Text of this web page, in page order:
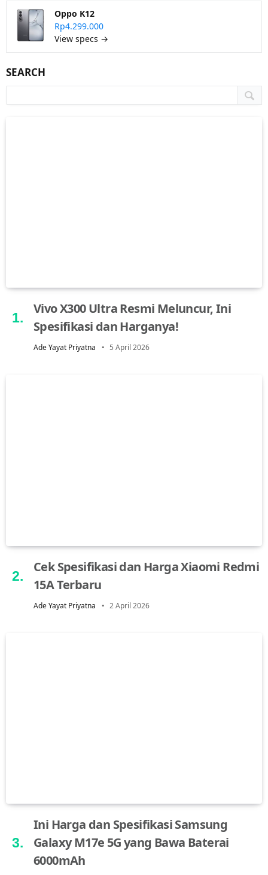
Oppo K12
Rp4.299.000
View specs →
SEARCH
Vivo X300 Ultra Resmi Meluncur, Ini
Spesifikasi dan Harganya!
Ade Yayat Priyatna 5 April 2026
Cek Spesifikasi dan Harga Xiaomi Redmi
15A Terbaru
Ade Yayat Priyatna 2 April 2026
Ini Harga dan Spesifikasi Samsung
Galaxy M17e 5G yang Bawa Baterai
6000mAh